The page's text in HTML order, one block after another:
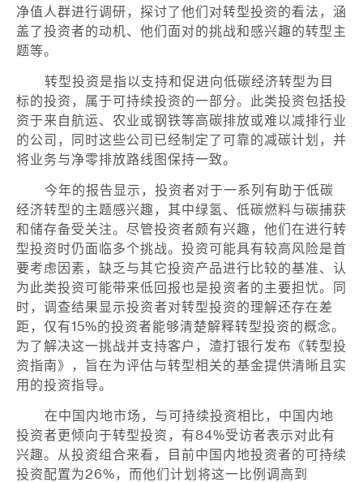
净值人群进行调研，探讨了他们对转型投资的看法，涵
盖了投资者的动机、他们面对的挑战和感兴趣的转型主
题等。
转型投资是指以支持和促进向低碳经济转型为目
标的投资，属于可持续投资的一部分。此类投资包括投
资于来自航运、农业或钢铁等高碳排放或难以减排行业
的公司，同时这些公司已经制定了可靠的减碳计划，并
将业务与净零排放路线图保持一致。
今年的报告显示，投资者对于一系列有助于低碳
经济转型的主题感兴趣，其中绿氢、低碳燃料与碳捕获
和储存备受关注。尽管投资者颇有兴趣，他们在进行转
型投资时仍面临多个挑战。投资可能具有较高风险是首
要考虑因素，缺乏与其它投资产品进行比较的基准、认
为此类投资可能带来低回报也是投资者的主要担忧。同
时，调查结果显示投资者对转型投资的理解还存在差
距，仅有15%的投资者能够清楚解释转型投资的概念。
为了解决这一挑战并支持客户，渣打银行发布《转型投
资指南》，旨在为评估与转型相关的基金提供清晰且实
用的投资指导。
在中国内地市场，与可持续投资相比，中国内地
投资者更倾向于转型投资，有84%受访者表示对此有
兴趣。从投资组合来看，目前中国内地投资者的可持续
投资配置为26%，而他们计划将这一比例调高到